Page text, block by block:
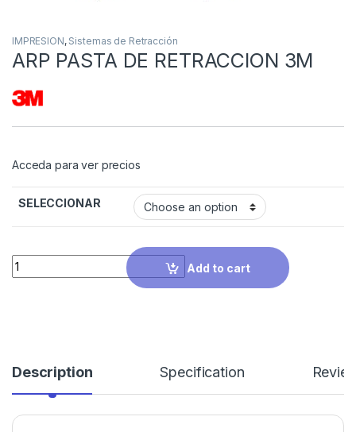
IMPRESION, Sistemas de Retracción
ARP PASTA DE RETRACCION 3M
Acceda para ver precios
SELECCIONAR
Quantity
Add to cart
Description Specification